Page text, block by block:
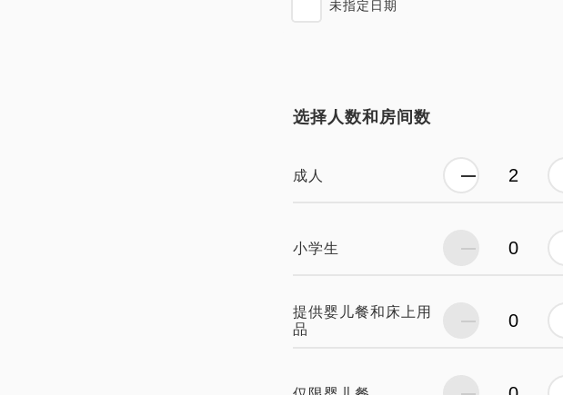
未指定日期
选择人数和房间数
成人
小学生
提供婴儿餐和床上用
品